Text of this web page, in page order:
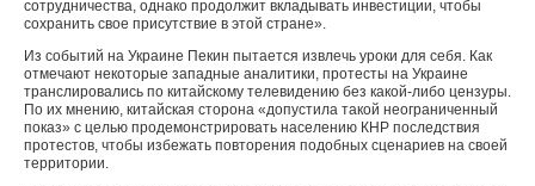
сотрудничества, однако продолжит вкладывать инвестиции, чтобы
сохранить свое присутствие в этой стране».
Из событий на Украине Пекин пытается извлечь уроки для себя. Как
отмечают некоторые западные аналитики, протесты на Украине
транслировались по китайскому телевидению без какой-либо цензуры.
По их мнению, китайская сторона «допустила такой неограниченный
показ» с целью продемонстрировать населению КНР последствия
протестов, чтобы избежать повторения подобных сценариев на своей
территории.